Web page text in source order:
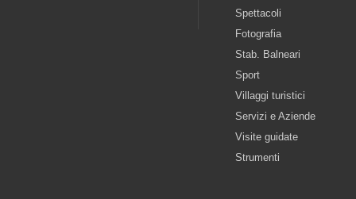
Spettacoli
Fotografia
Stab. Balneari
Sport
Villaggi turistici
Servizi e Aziende
Visite guidate
Strumenti